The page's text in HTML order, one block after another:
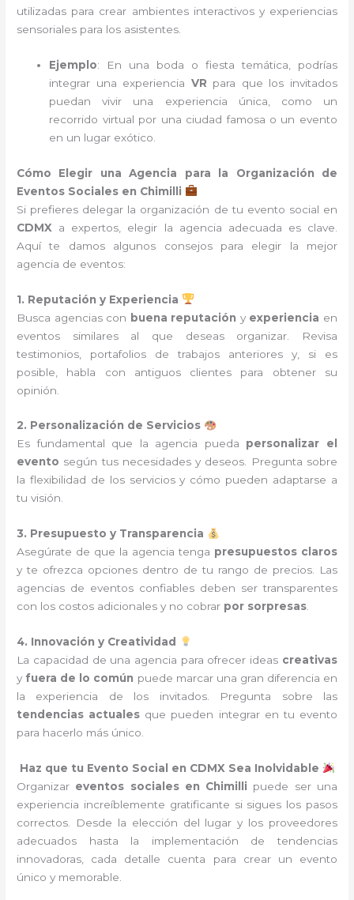
utilizadas para crear ambientes interactivos y experiencias
sensoriales para los asistentes.
Ejemplo: En una boda o fiesta temática, podrías
integrar una experiencia VR para que los invitados
puedan vivir una experiencia única, como un
recorrido virtual por una ciudad famosa o un evento
en un lugar exótico.
Cómo Elegir una Agencia para la Organización de
Eventos Sociales en Chimilli
Si prefieres delegar la organización de tu evento social en
CDMX a expertos, elegir la agencia adecuada es clave.
Aquí te damos algunos consejos para elegir la mejor
agencia de eventos:
1. Reputación y Experiencia
Busca agencias con buena reputación y experiencia en
eventos similares al que deseas organizar. Revisa
testimonios, portafolios de trabajos anteriores y, si es
posible, habla con antiguos clientes para obtener su
opinión.
2. Personalización de Servicios
Es fundamental que la agencia pueda personalizar el
evento según tus necesidades y deseos. Pregunta sobre
la flexibilidad de los servicios y cómo pueden adaptarse a
tu visión.
3. Presupuesto y Transparencia
Asegúrate de que la agencia tenga presupuestos claros
y te ofrezca opciones dentro de tu rango de precios. Las
agencias de eventos confiables deben ser transparentes
con los costos adicionales y no cobrar por sorpresas.
4. Innovación y Creatividad
La capacidad de una agencia para ofrecer ideas creativas
y fuera de lo común puede marcar una gran diferencia en
la experiencia de los invitados. Pregunta sobre las
tendencias actuales que pueden integrar en tu evento
para hacerlo más único.
Haz que tu Evento Social en CDMX Sea Inolvidable
Organizar eventos sociales en Chimilli puede ser una
experiencia increíblemente gratificante si sigues los pasos
correctos. Desde la elección del lugar y los proveedores
adecuados hasta la implementación de tendencias
innovadoras, cada detalle cuenta para crear un evento
único y memorable.